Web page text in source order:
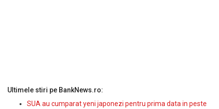
Ultimele stiri pe BankNews.ro:
SUA au cumparat yeni japonezi pentru prima data in peste